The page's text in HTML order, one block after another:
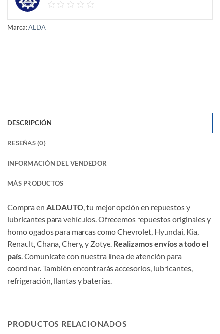
Marca:ALDA
DESCRIPCIÓN
RESEÑAS (0)
INFORMACIÓN DEL VENDEDOR
MÁS PRODUCTOS
Compra en ALDAUTO , tu mejor opción en repuestos y
lubricantes para vehículos. Ofrecemos repuestos originales y
homologados para marcas como Chevrolet, Hyundai, Kia,
Renault, Chana, Chery, y Zotye. Realizamos envíos a todo el
país . Comunícate con nuestra línea de atención para
coordinar. También encontrarás accesorios, lubricantes,
refrigeración, llantas y baterías.
PRODUCTOS RELACIONADOS